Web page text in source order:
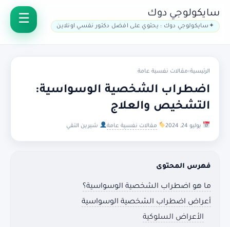
سايكولوجي دوك
سايكولوجي دوك : يحتوي على افضل دكتور نفسي اونلاين
الرئيسية›مقالات نفسية عامة
اضطراب الشخصية الوسواسية:
التشخيص والعلاج
يوليو 24, 2024 مقالات نفسية عامة شيرين التقي
فهرس المحتوى
ما هو اضطراب الشخصية الوسواسية؟
أعراض اضطراب الشخصية الوسواسية
الأعراض السلوكية